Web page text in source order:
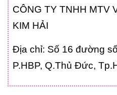
CÔNG TY TNHH MTV
KIM HẢI
Địa chỉ: Số 16 đường
P.HBP, Q.Thủ Đức,